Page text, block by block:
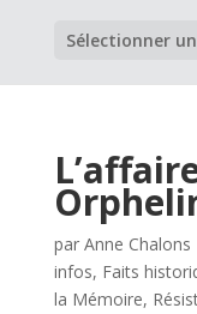
Sélectionner
par Anne Chalons
infos, Faits
la Mémoire,